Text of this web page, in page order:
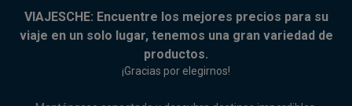
VIAJESCHE: Encuentre los mejores precios para su
viaje en un solo lugar, tenemos una gran variedad de
productos.
¡Gracias por elegirnos!